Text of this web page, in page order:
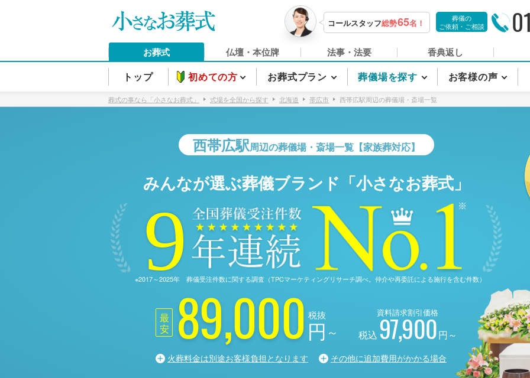
コールスタッフ総勢65名！
葬儀の
ご依頼・ご相談
お葬式 仏壇・本位牌 法事・法要 香典返し
トップ 初めての方 お葬式プラン 葬儀場を探す お客様の声
葬式の事なら「小さなお葬式」 式場を全国から探す 北海道 帯広市 西帯広駅周辺の葬儀場・斎場一覧
西帯広駅周辺の葬儀場・斎場一覧【家族葬対応】
みんなが選ぶ葬儀ブランド「小さなお葬式」
9
※2017～2025年 葬儀受注件数に関する調査（TPCマーケティングリサーチ調べ。仲介や再委託による施行を含む件数）
最
安
89,000円 ～
税抜 資料請求割引価格
税込97,900円～
火葬料金は別途お客様負担となります その他に追加費用がかかる場合